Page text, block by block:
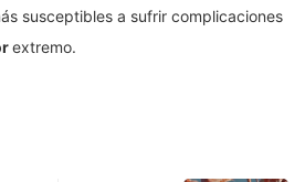
susceptibles a sufrir complicaciones
extremo.